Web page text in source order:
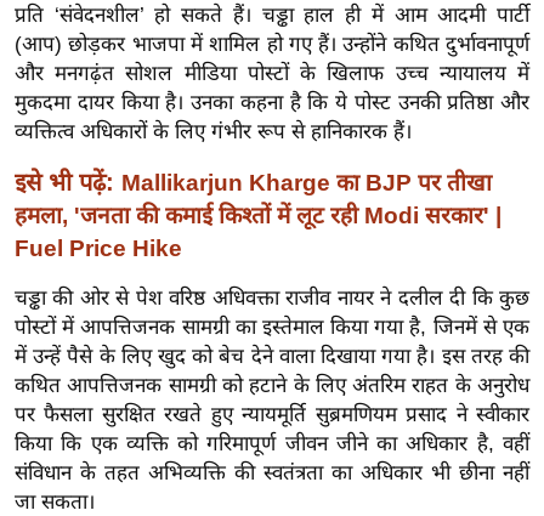
हि
त्य
ज
ग
त
ऑ
टो
व
र्ल्ड
न्यू
ज
ब्री
फ
म
नो
प्रति ‘संवेदनशील’ हो सकते हैं। चड्ढा हाल ही में आम आदमी पार्टी
(आप) छोड़कर भाजपा में शामिल हो गए हैं। उन्होंने कथित दुर्भावनापूर्ण
और मनगढ़ंत सोशल मीडिया पोस्टों के खिलाफ उच्च न्यायालय में
मुकदमा दायर किया है। उनका कहना है कि ये पोस्ट उनकी प्रतिष्ठा और
व्यक्तित्व अधिकारों के लिए गंभीर रूप से हानिकारक हैं।
इसे भी पढ़ें: Mallikarjun Kharge का BJP पर तीखा
हमला, 'जनता की कमाई किश्तों में लूट रही Modi सरकार' |
Fuel Price Hike
चड्ढा की ओर से पेश वरिष्ठ अधिवक्ता राजीव नायर ने दलील दी कि कुछ
पोस्टों में आपत्तिजनक सामग्री का इस्तेमाल किया गया है, जिनमें से एक
में उन्हें पैसे के लिए खुद को बेच देने वाला दिखाया गया है। इस तरह की
कथित आपत्तिजनक सामग्री को हटाने के लिए अंतरिम राहत के अनुरोध
पर फैसला सुरक्षित रखते हुए न्यायमूर्ति सुब्रमणियम प्रसाद ने स्वीकार
किया कि एक व्यक्ति को गरिमापूर्ण जीवन जीने का अधिकार है, वहीं
संविधान के तहत अभिव्यक्ति की स्वतंत्रता का अधिकार भी छीना नहीं
जा सकता।